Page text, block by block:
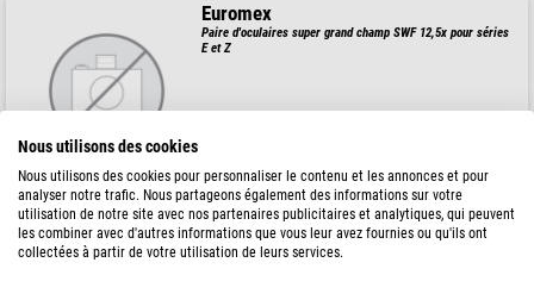
Euromex
Paire d'oculaires super grand champ SWF 12,5x pour séries
E et Z
expédié sous1-2 semaines
Euromex
Oculaire super grand champ SWF 30x pour séries E et Z
Nous utilisons des cookies
Nous utilisons des cookies pour personnaliser le contenu et les annonces et pour
analyser notre trafic. Nous partageons également des informations sur votre
utilisation de notre site avec nos partenaires publicitaires et analytiques, qui peuvent
les combiner avec d'autres informations que vous leur avez fournies ou qu'ils ont
collectées à partir de votre utilisation de leurs services.